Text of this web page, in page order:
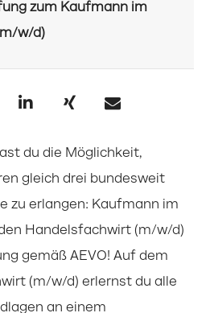
zum Kaufmann im
w/d)
du die Möglichkeit,
gleich drei bundesweit
zu erlangen: Kaufmann im
Handelsfachwirt (m/w/d)
gemäß AEVO! Auf dem
(m/w/d) erlernst du alle
an einem